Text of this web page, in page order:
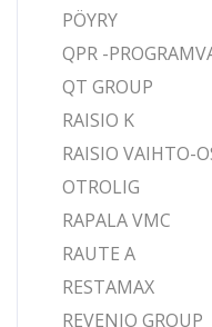
PÖYRY
QPR -
QT GROUP
RAISIO K
RAISIO VAIHTO-
OTROLIG
RAPALA VMC
RAUTE A
RESTAMAX
REVENIO GROUP